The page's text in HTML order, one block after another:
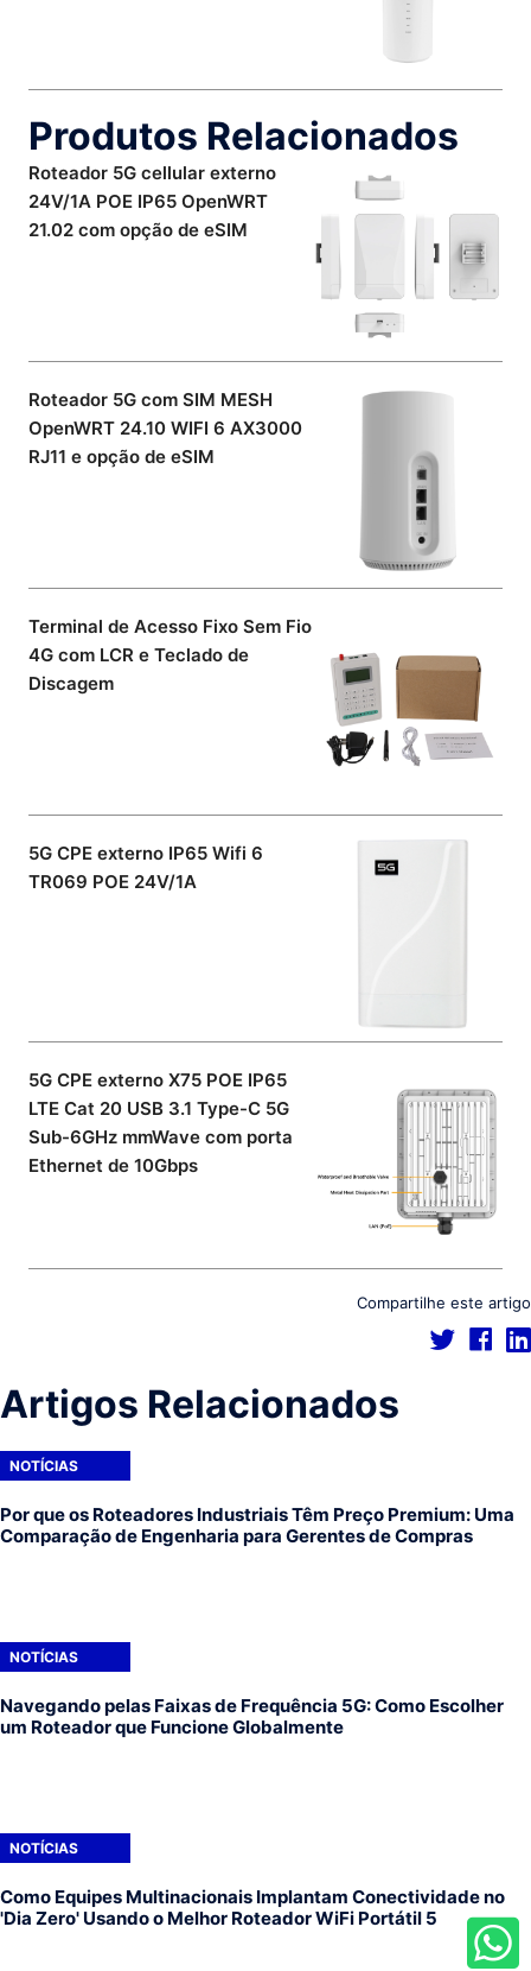
Produtos Relacionados
Roteador 5G cellular externo
24V/1A POE IP65 OpenWRT
21.02 com opção de eSIM
Roteador 5G com SIM MESH
OpenWRT 24.10 WIFI 6 AX3000
RJ11 e opção de eSIM
Terminal de Acesso Fixo Sem Fio
4G com LCR e Teclado de
Discagem
5G CPE externo IP65 Wifi 6
TR069 POE 24V/1A
5G CPE externo X75 POE IP65
LTE Cat 20 USB 3.1 Type-C 5G
Sub-6GHz mmWave com porta
Ethernet de 10Gbps
Compartilhe este artigo
Artigos Relacionados
NOTÍCIAS
Por que os Roteadores Industriais Têm Preço Premium: Uma
Comparação de Engenharia para Gerentes de Compras
NOTÍCIAS
Navegando pelas Faixas de Frequência 5G: Como Escolher
um Roteador que Funcione Globalmente
NOTÍCIAS
Como Equipes Multinacionais Implantam Conectividade no
'Dia Zero' Usando o Melhor Roteador WiFi Portátil 5